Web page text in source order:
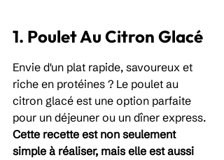
1. Poulet Au Citron Glacé
Envie d'un plat rapide, savoureux et
riche en protéines ? Le poulet au
citron glacé est une option parfaite
pour un déjeuner ou un dîner express.
Cette recette est non seulement
simple à réaliser, mais elle est aussi